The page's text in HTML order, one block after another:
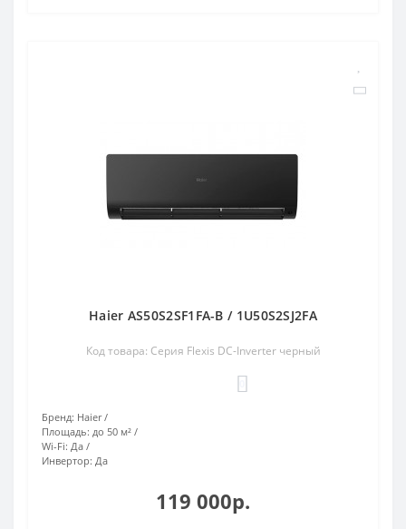
Haier AS50S2SF1FA-B / 1U50S2SJ2FA
Код товара: Серия Flexis DC-Inverter черный
Бренд: Haier
Площадь: до 50 м²
Wi-Fi: Да
Инвертор: Да
119 000р.